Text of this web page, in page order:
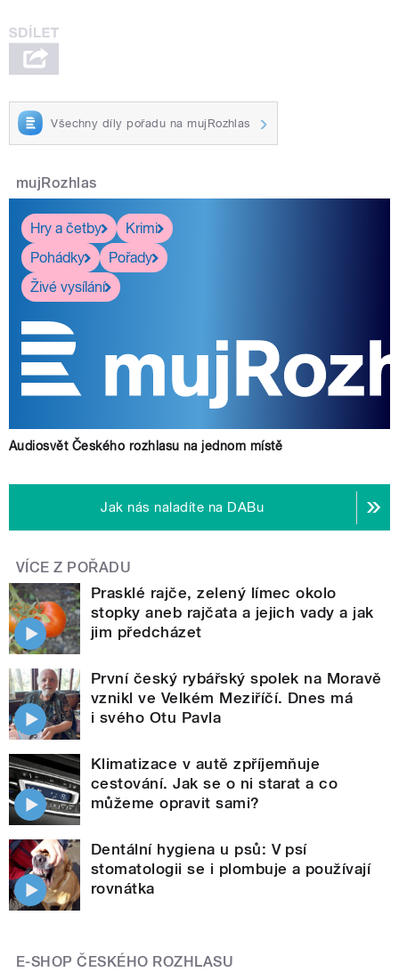
Všechny díly pořadu na mujRozhlas
mujRozhlas
Hry a četby
Krimi
Pohádky
Pořady
Živé vysílání
Audiosvět Českého rozhlasu na jednom místě
Jak nás naladíte na DABu
VÍCE Z POŘADU
Prasklé rajče, zelený límec okolo
stopky aneb rajčata a jejich vady a jak
jim předcházet
První český rybářský spolek na Moravě
vznikl ve Velkém Meziříčí. Dnes má
i svého Otu Pavla
Klimatizace v autě zpříjemňuje
cestování. Jak se o ni starat a co
můžeme opravit sami?
Dentální hygiena u psů: V psí
stomatologii se i plombuje a používají
rovnátka
E-SHOP ČESKÉHO ROZHLASU